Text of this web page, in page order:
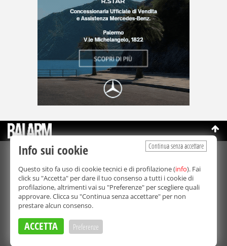
©Copyright 2003-2026
Bmedia Srl- P.IVA 07064240828
La riproduzione totale o parziale di tutti i contenuti, in qualunque
forma, su qualsiasi supporto è proibita.
Balarm.it è una testata giornalistica registrata. Autorizzazione del
Tribunale di Palermo n° 32 del 21/10/2003
Direttore responsabile:
Continua senza accettare
Info sui cookie
Questo sito fa uso di cookie tecnici e di profilazione (info). Fai
click su "Accetta" per dare il tuo consenso a tutti i cookie di
profilazione, altrimenti vai su "Preferenze" per scegliere quali
approvare. Clicca su "Continua senza accettare" per non
prestare alcun consenso.
ACCETTA Preferenze